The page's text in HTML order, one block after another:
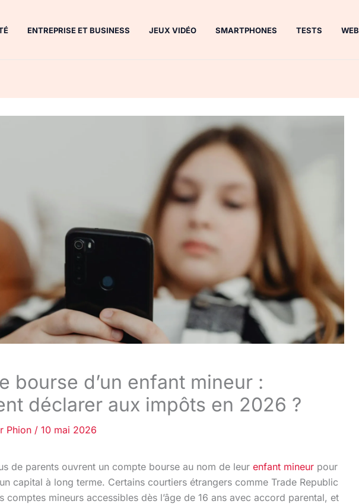
ENTREPRISE ET BUSINESS JEUX VIDÉO SMARTPHONES TESTS WEB
bourse d’un enfant mineur :
déclarer aux impôts en 2026 ?
Phion / 10 mai 2026
de parents ouvrent un compte bourse au nom de leur enfant mineur pour
capital à long terme. Certains courtiers étrangers comme Trade Republic
comptes mineurs accessibles dès l’âge de 16 ans avec accord parental, et